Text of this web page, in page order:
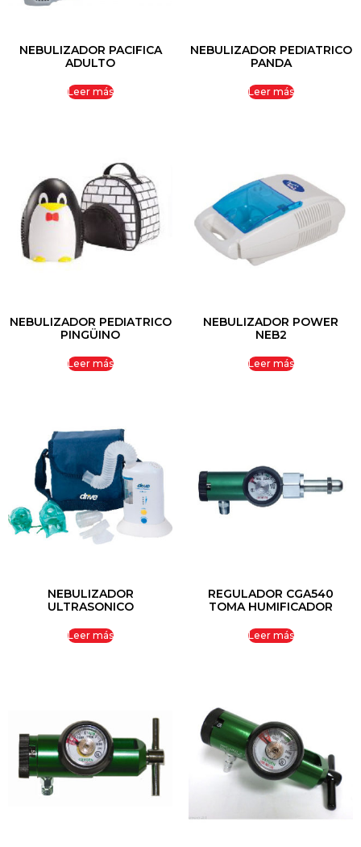
NEBULIZADOR PACIFICA
ADULTO
Leer más
NEBULIZADOR PEDIATRICO
PANDA
Leer más
NEBULIZADOR PEDIATRICO
PINGÜINO
Leer más
NEBULIZADOR POWER
NEB2
Leer más
NEBULIZADOR
ULTRASONICO
Leer más
REGULADOR CGA540
TOMA HUMIFICADOR
Leer más